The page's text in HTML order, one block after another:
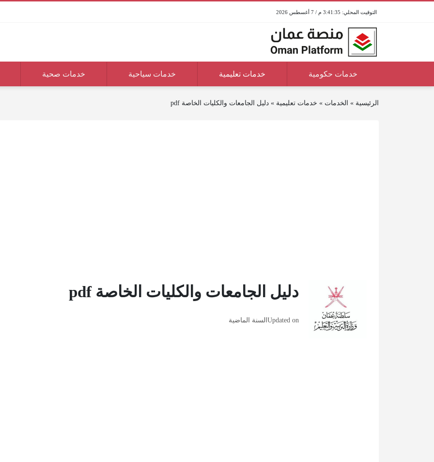
3:41:35 م / 7 أغسطس 2026
خدمات حكومية خدمات تعليمية خدمات سياحية خدمات صحية
الرئيسية » الخدمات » خدمات تعليمية »دليل الجامعات والكليات الخاصة pdf
دليل الجامعات والكليات الخاصة pdf
Updated onالسنة الماضية